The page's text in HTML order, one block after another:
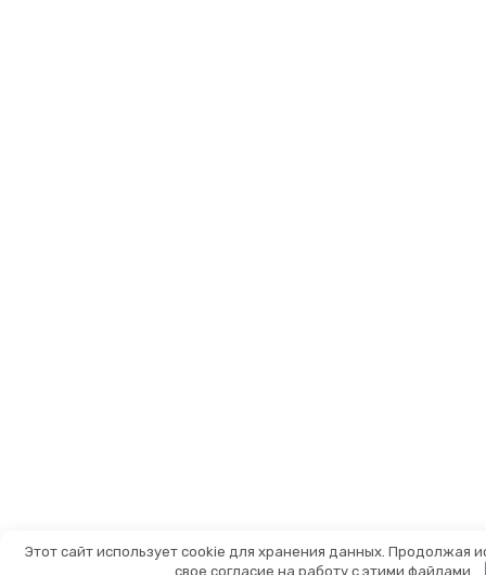
Этот сайт использует cookie для хранения данных. Продолжая
свое согласие на работу с этими файлами.